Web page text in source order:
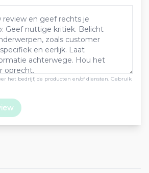
het bedrijf, de producten en/of diensten. Gebruik